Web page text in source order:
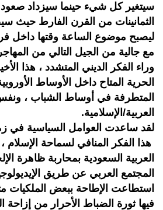
سيتغير كل شيء حينما سيزداد
الثمانينات من القرن الفارط حيث
ليصبح موضوع الساعة وقتها داخل
مع جالية من الجيل التالي من
وراء الفكر الديني المتشدد ، هذا
الحرية المتاح داخل الأوساط
المتطرفة في أوساط الشباب ،
العربية/الإسلامية.
لقد ساعدت العوامل السياسية
هذا الفكر المنافي لسماحة الإسلام
العربية السعودية بمحاربة ظاهرة
المجتمع العربي عن طريق
استطاعت الإطاحة ببعض
فيها ثورة الضباط الأحرار من